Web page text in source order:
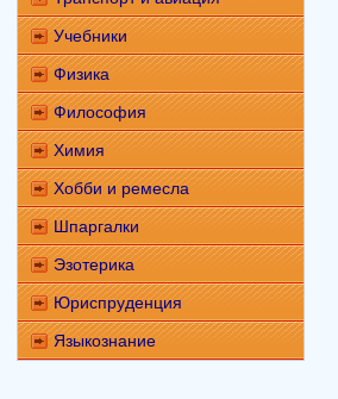
Учебники
Физика
Философия
Химия
Хобби и ремесла
Шпаргалки
Эзотерика
Юриспруденция
Языкознание